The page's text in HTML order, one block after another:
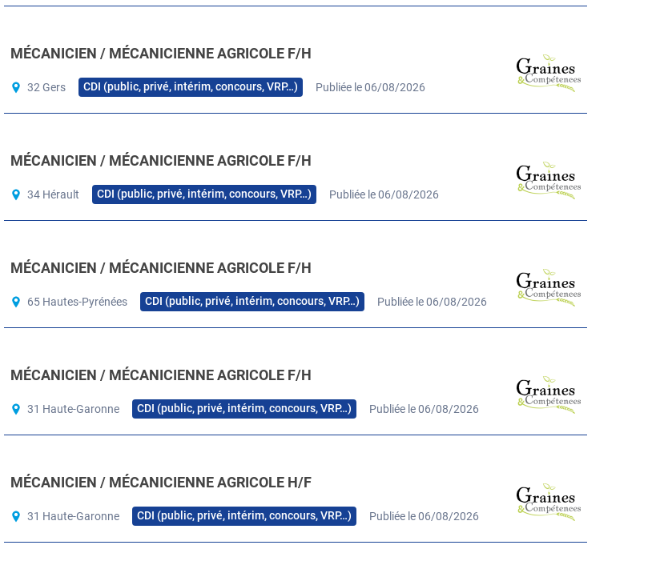
MÉCANICIEN / MÉCANICIENNE AGRICOLE F/H
32 Gers CDI (public, privé, intérim, concours, VRP…) Publiée le 06/08/2026
MÉCANICIEN / MÉCANICIENNE AGRICOLE F/H
34 Hérault CDI (public, privé, intérim, concours, VRP…) Publiée le 06/08/2026
MÉCANICIEN / MÉCANICIENNE AGRICOLE F/H
65 Hautes-Pyrénées CDI (public, privé, intérim, concours, VRP…) Publiée le 06/08/2026
MÉCANICIEN / MÉCANICIENNE AGRICOLE F/H
31 Haute-Garonne CDI (public, privé, intérim, concours, VRP…) Publiée le 06/08/2026
MÉCANICIEN / MÉCANICIENNE AGRICOLE H/F
31 Haute-Garonne CDI (public, privé, intérim, concours, VRP…) Publiée le 06/08/2026